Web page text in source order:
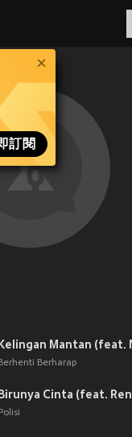
訂閱
Kelingan Mantan (feat.
Berharap
Cinta (feat.